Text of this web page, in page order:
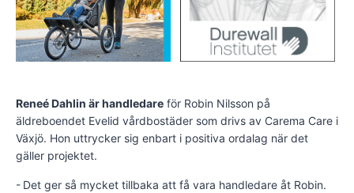
Reneé Dahlin är handledare för Robin Nilsson på
äldreboendet Evelid vårdbostäder som drivs av Carema Care i
Växjö. Hon uttrycker sig enbart i positiva ordalag när det
gäller projektet.
- Det ger så mycket tillbaka att få vara handledare åt Robin.